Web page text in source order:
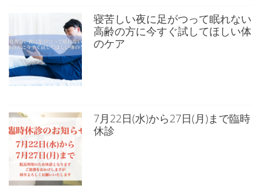
寝苦しい夜に足がつって眠れない
高齢の方に今すぐ試してほしい体
のケア
7月22日(水)から27日(月)まで臨時
休診